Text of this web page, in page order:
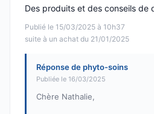
Publié le 15/03/2025 à 10h37
suite à un achat du 21/01/2025
Des produits et des conseils de
Réponse de phyto-soins
Publiée le 16/03/2025
Chère Nathalie,